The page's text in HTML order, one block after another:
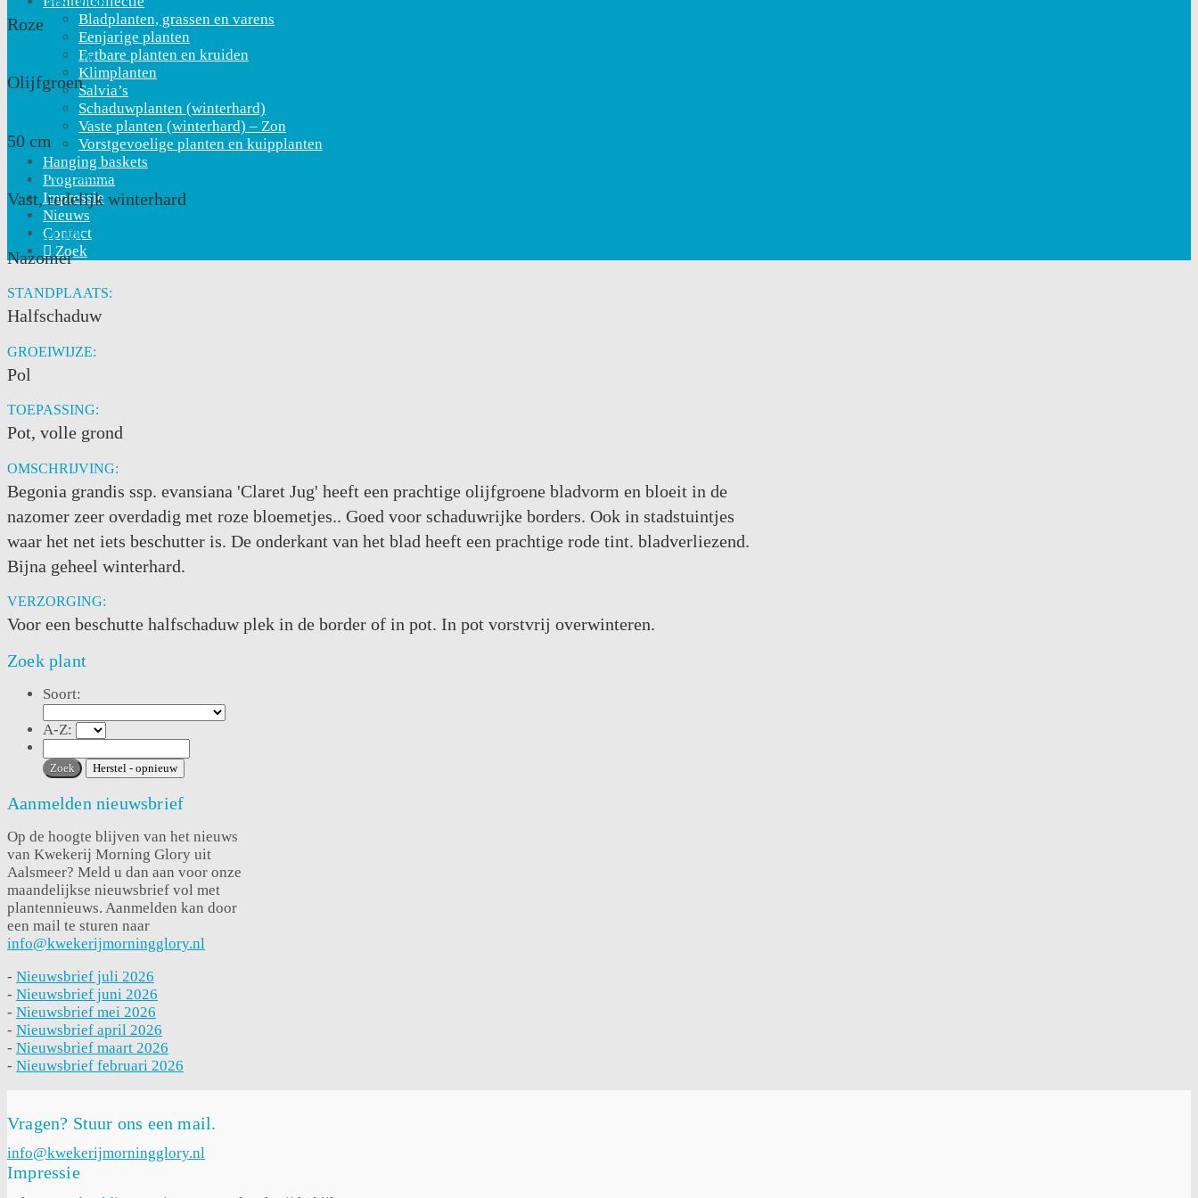
Bladplanten, grassen en varens
Eenjarige planten
Eetbare planten en kruiden
Klimplanten
Salvia’s
Schaduwplanten (winterhard)
Vaste planten (winterhard) – Zon
Vorstgevoelige planten en kuipplanten
Hanging baskets
Programma
Impressie
Nieuws
Contact
Zoek
Roze
BLADKLEUR:
Olijfgroen
50 cm
BOTANISCHE TYPE:
Vast, redelijk winterhard
BLOEITIJD:
Nazomer
STANDPLAATS:
Halfschaduw
GROEIWIJZE:
Pol
TOEPASSING:
Pot, volle grond
OMSCHRIJVING:
Begonia grandis ssp. evansiana 'Claret Jug' heeft een prachtige olijfgroene bladvorm en bloeit in de
nazomer zeer overdadig met roze bloemetjes.. Goed voor schaduwrijke borders. Ook in stadstuintjes
waar het net iets beschutter is. De onderkant van het blad heeft een prachtige rode tint. bladverliezend.
Bijna geheel winterhard.
VERZORGING:
Voor een beschutte halfschaduw plek in de border of in pot. In pot vorstvrij overwinteren.
Zoek plant
Soort:
A-Z:
Aanmelden nieuwsbrief
Op de hoogte blijven van het nieuws
van Kwekerij Morning Glory uit
Aalsmeer? Meld u dan aan voor onze
maandelijkse nieuwsbrief vol met
plantennieuws. Aanmelden kan door
een mail te sturen naar
info@kwekerijmorningglory.nl
- Nieuwsbrief juli 2026
- Nieuwsbrief juni 2026
- Nieuwsbrief mei 2026
- Nieuwsbrief april 2026
- Nieuwsbrief maart 2026
- Nieuwsbrief februari 2026
Vragen? Stuur ons een mail.
info@kwekerijmorningglory.nl
Impressie